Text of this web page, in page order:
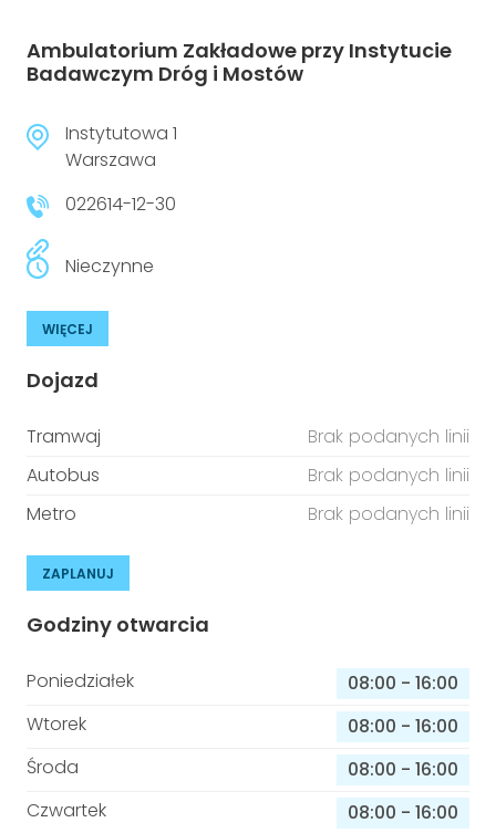
Ambulatorium Zakładowe przy Instytucie
Badawczym Dróg i Mostów
Instytutowa 1
Warszawa
022614-12-30
Nieczynne
WIĘCEJ
Dojazd
Tramwaj
Brak podanych linii
Autobus
Brak podanych linii
Metro
Brak podanych linii
ZAPLANUJ
Godziny otwarcia
Poniedziałek 08:00 - 16:00
Wtorek
08:00 - 16:00
Środa
08:00 - 16:00
Czwartek
08:00 - 16:00